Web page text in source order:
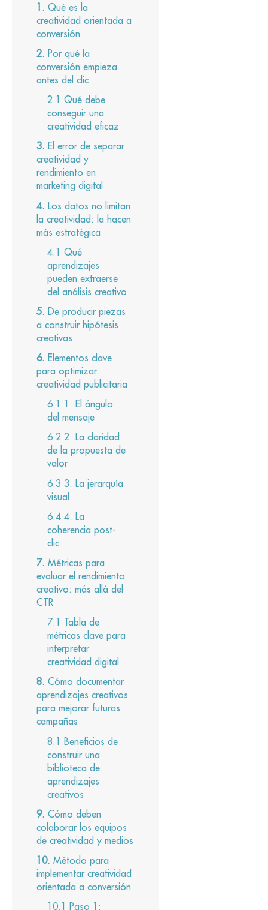
Qué es la
creatividad orientada a
conversión
Por qué la
conversión empieza
antes del clic
Qué debe
conseguir una
creatividad eficaz
El error de separar
creatividad y
rendimiento en
marketing digital
Los datos no limitan
la creatividad: la hacen
más estratégica
Qué
aprendizajes
pueden extraerse
del análisis creativo
De producir piezas
a construir hipótesis
creativas
Elementos clave
para optimizar
creatividad publicitaria
1. El ángulo
del mensaje
2. La claridad
de la propuesta de
valor
3. La jerarquía
visual
4. La
coherencia post-
clic
Métricas para
evaluar el rendimiento
creativo: más allá del
CTR
Tabla de
métricas clave para
interpretar
creatividad digital
Cómo documentar
aprendizajes creativos
para mejorar futuras
campañas
Beneficios de
construir una
biblioteca de
aprendizajes
creativos
Cómo deben
colaborar los equipos
de creatividad y medios
Método para
implementar creatividad
orientada a conversión
Paso 1: